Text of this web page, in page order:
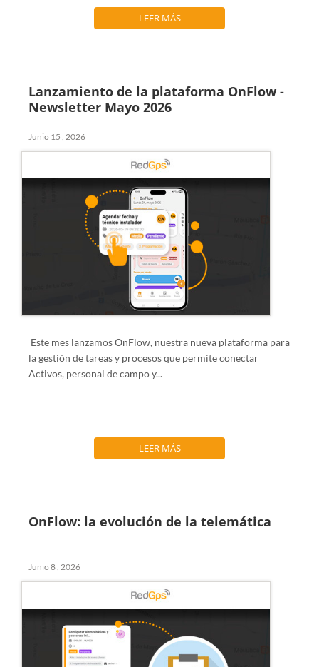
LEER MÁS
Lanzamiento de la plataforma OnFlow -
Newsletter Mayo 2026
Junio 15 , 2026
Este mes lanzamosOnFlow, nuestra nueva plataforma para
la gestión de tareas y procesos que permite conectar
Activos, personal de campo y...
LEER MÁS
OnFlow: la evolución de la telemática
Junio 8 , 2026